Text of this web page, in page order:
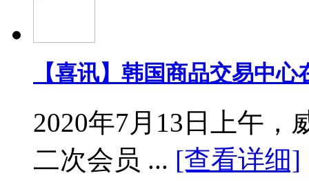
【喜讯】韩国商品交易中
2020年7月13日上午，
二次会员 ... [查看详细]